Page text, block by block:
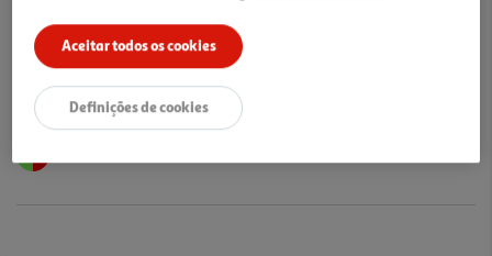
Aceitar todos os cookies
Definições de cookies